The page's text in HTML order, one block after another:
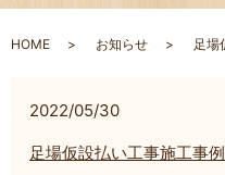
HOME お知らせ 足場
2022/05/30
足場仮設払い工事施工事